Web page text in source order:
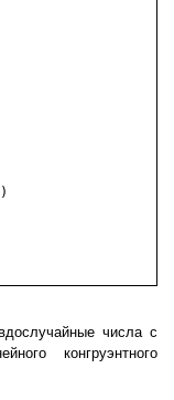
числа с
конгруэнтного